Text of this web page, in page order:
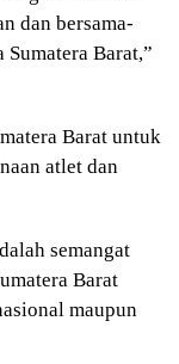
dan bersama-
Barat,”
Barat untuk
atlet dan
semangat
Barat
maupun